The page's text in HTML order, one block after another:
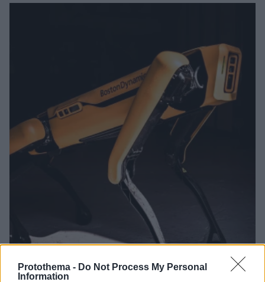
Protothema - Do Not Process My Personal
Information
Το μέλλον της τεχνολογίας